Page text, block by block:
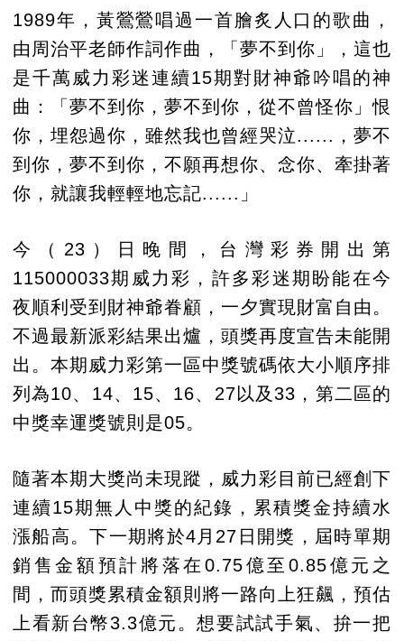
1989年，黃鶯鶯唱過一首膾炙人口的歌曲，
由周治平老師作詞作曲，「夢不到你」，這也
是千萬威力彩迷連續15期對財神爺吟唱的神
曲：「夢不到你，夢不到你，從不曾怪你」恨
你，埋怨過你，雖然我也曾經哭泣......，夢不
到你，夢不到你，不願再想你、念你、牽掛著
你，就讓我輕輕地忘記......」
今（23）日晚間，台灣彩券開出第
115000033期威力彩，許多彩迷期盼能在今
夜順利受到財神爺眷顧，一夕實現財富自由。
不過最新派彩結果出爐，頭獎再度宣告未能開
出。本期威力彩第一區中獎號碼依大小順序排
列為10、14、15、16、27以及33，第二區的
中獎幸運獎號則是05。
隨著本期大獎尚未現蹤，威力彩目前已經創下
連續15期無人中獎的紀錄，累積獎金持續水
漲船高。下一期將於4月27日開獎，屆時單期
銷售金額預計將落在0.75億至0.85億元之
間，而頭獎累積金額則將一路向上狂飆，預估
上看新台幣3.3億元。想要試試手氣、拚一把